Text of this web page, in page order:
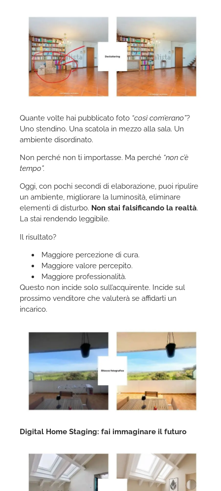
Quante volte hai pubblicato foto “così com’erano”?
Uno stendino. Una scatola in mezzo alla sala. Un
ambiente disordinato.
Non perché non ti importasse. Ma perché “non c’è
tempo”.
Oggi, con pochi secondi di elaborazione, puoi ripulire
un ambiente, migliorare la luminosità, eliminare
elementi di disturbo. Non stai falsificando la realtà.
La stai rendendo leggibile.
Il risultato?
Maggiore percezione di cura.
Maggiore valore percepito.
Maggiore professionalità.
Questo non incide solo sull’acquirente. Incide sul
prossimo venditore che valuterà se affidarti un
incarico.
Digital Home Staging: fai immaginare il futuro